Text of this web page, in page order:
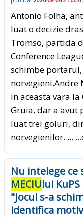
Antonio Folha,
luat o decizie
Tromso, partida
Conference
schimbe
norvegieni.Andre
in aceasta vara la
Gruia, dar a avut
luat trei goluri,
norvegienilor. ...
Nu intelege ce
MECIUlui
"Jocul s-a
identifica